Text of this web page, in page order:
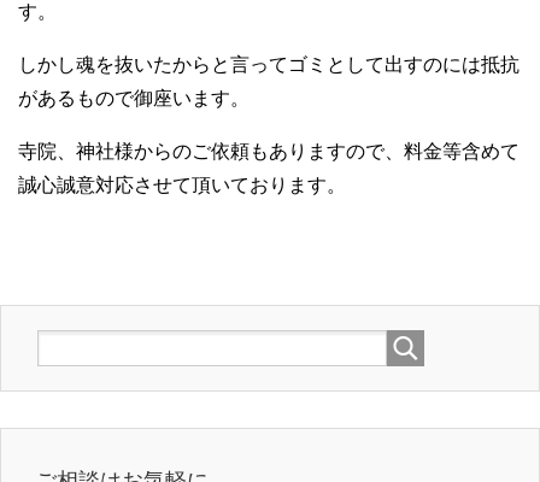
す。
しかし魂を抜いたからと言ってゴミとして出すのには抵抗
があるもので御座います。
寺院、神社様からのご依頼もありますので、料金等含めて
誠心誠意対応させて頂いております。